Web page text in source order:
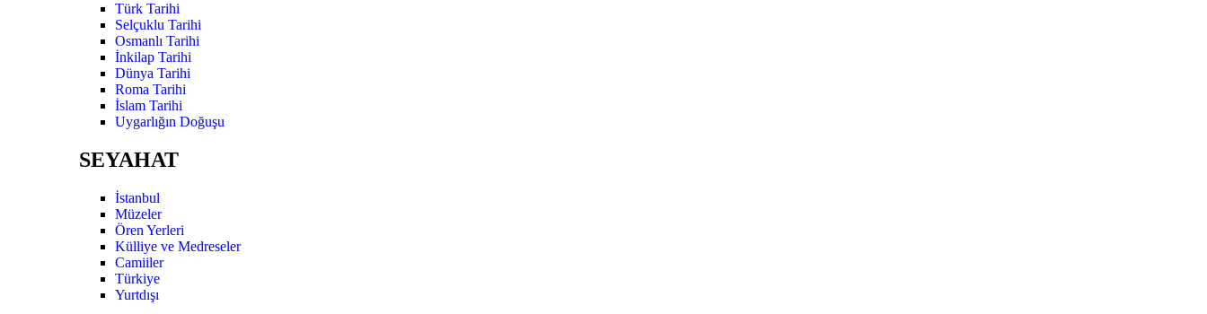
Türk Tarihi
Selçuklu Tarihi
Osmanlı Tarihi
İnkilap Tarihi
Dünya Tarihi
Roma Tarihi
İslam Tarihi
Uygarlığın Doğuşu
SEYAHAT
İstanbul
Müzeler
Ören Yerleri
Külliye ve Medreseler
Camiiler
Türkiye
Yurtdışı